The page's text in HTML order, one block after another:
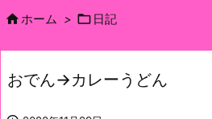
ホーム >  日記
おでん→カレーうどん